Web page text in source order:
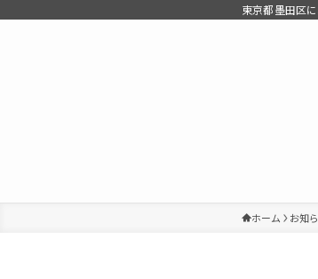
東京都墨田区
ホーム お知